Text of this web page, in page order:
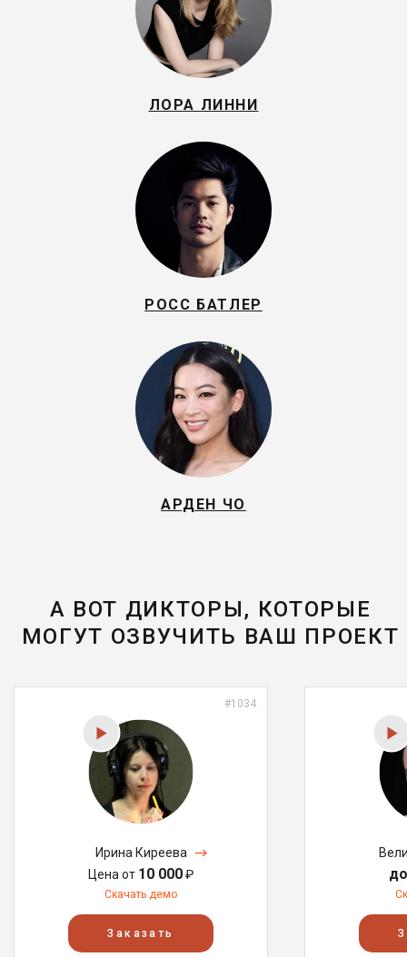
ЛОРА ЛИННИ
РОСС БАТЛЕР
АРДЕН ЧО
А ВОТ ДИКТОРЫ, КОТОРЫЕ
МОГУТ ОЗВУЧИТЬ ВАШ ПРОЕКТ
#1034
Ирина Киреева
Цена от 10 000₽
Скачать демо
Заказать